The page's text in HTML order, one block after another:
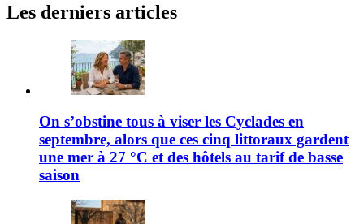
Les derniers articles
On s’obstine tous à viser les Cyclades en
septembre, alors que ces cinq littoraux gardent
une mer à 27 °C et des hôtels au tarif de basse
saison